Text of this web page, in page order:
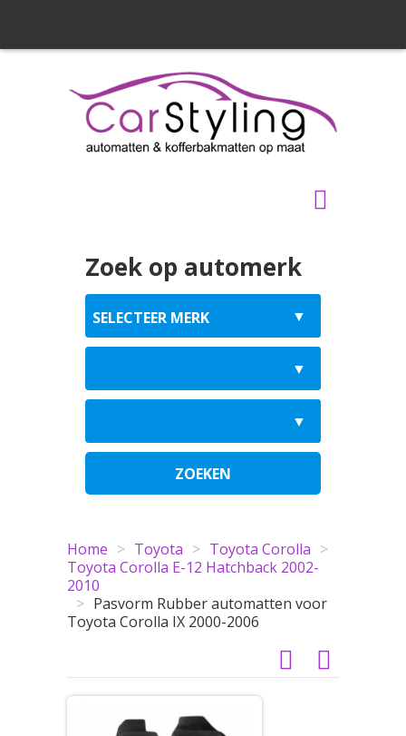
Zoek op automerk
ZOEKEN
Home > Toyota > Toyota Corolla >
Toyota Corolla E-12 Hatchback 2002-
2010
> Pasvorm Rubber automatten voor
Toyota Corolla IX 2000-2006